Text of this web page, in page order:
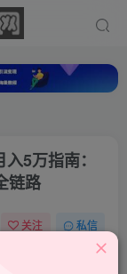
5万指南：
链路
关注 私信